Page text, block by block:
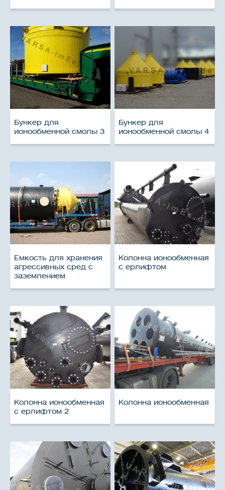
Бункер для
ионообменной смолы 3
Бункер для
ионообменной смолы 4
Емкость для хранения
агрессивных сред с
заземлением
Колонна ионообменная
с ерлифтом
Колонна ионообменная
с ерлифтом 2
Колонна ионообменная